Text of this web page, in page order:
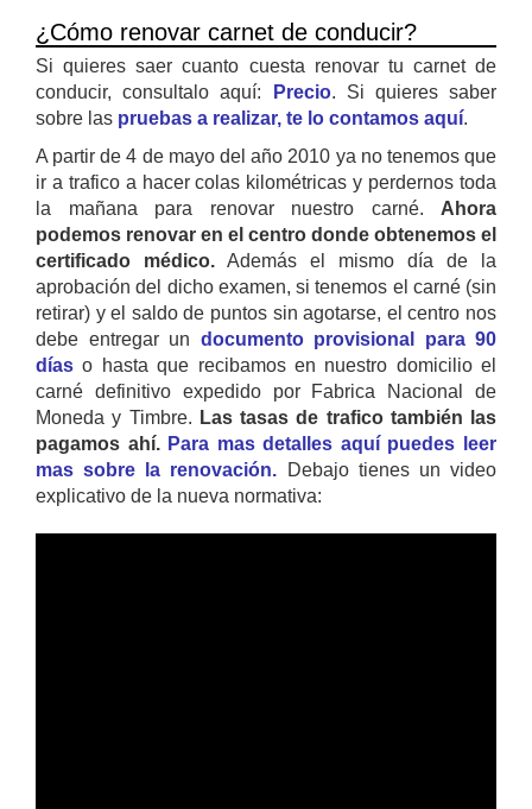
¿Cómo renovar carnet de conducir?
Si quieres saer cuanto cuesta renovar tu carnet de
conducir, consultalo aquí:
Precio. Si quieres saber
sobre las pruebas a realizar, te lo contamos aquí.
A partir de 4 de mayo del año 2010 ya no tenemos que
ir a trafico a hacer colas kilométricas y perdernos toda
la mañana para renovar nuestro carné. Ahora
podemos renovar en el centro donde obtenemos el
certificado médico. Además el mismo día de la
aprobación del dicho examen, si tenemos el carné (sin
retirar) y el saldo de puntos sin agotarse, el centro nos
debe entregar un documento provisional para 90
días o hasta que recibamos en nuestro domicilio el
carné definitivo expedido por Fabrica Nacional de
Moneda y Timbre. Las tasas de trafico también las
pagamos ahí. Para mas detalles aquí puedes leer
mas sobre la renovación. Debajo tienes un video
explicativo de la nueva normativa: